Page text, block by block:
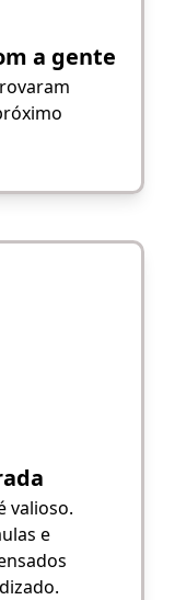
a gente
valioso.
e